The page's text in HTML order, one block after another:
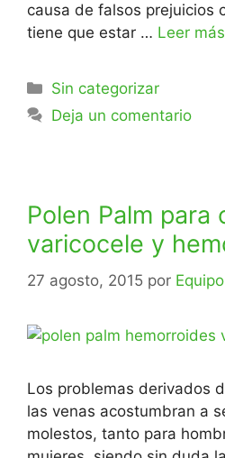
causa de falsos prejuicios
tiene que estar … Leer más
Sin categorizar
Deja un comentario
Polen Palm para
varicocele y
27 agosto, 2015 por
Los problemas derivados
las venas acostumbran a
molestos, tanto para